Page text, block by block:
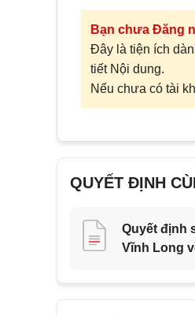
Bạn chưa Đăng
Đây là tiện ích
tiết Nội dung.
Nếu chưa có tài
QUYẾT ĐỊNH
Quyết định
Vĩnh Long